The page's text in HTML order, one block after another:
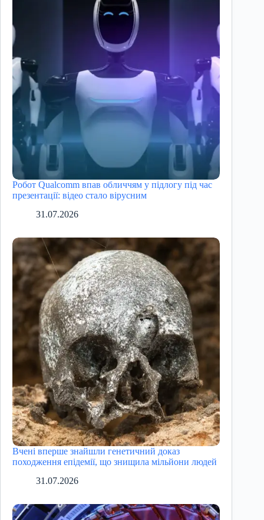
Робот Qualcomm впав обличчям у підлогу під час
презентації: відео стало вірусним
31.07.2026
Вчені вперше знайшли генетичний доказ
походження епідемії, що знищила мільйони людей
31.07.2026